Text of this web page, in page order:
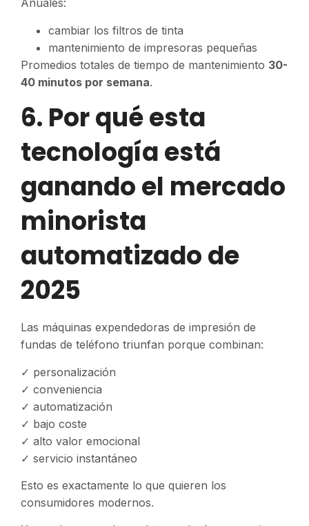
Anuales:
cambiar los filtros de tinta
mantenimiento de impresoras pequeñas
Promedios totales de tiempo de mantenimiento 30-
40 minutos por semana.
6. Por qué esta
tecnología está
ganando el mercado
minorista
automatizado de
2025
Las máquinas expendedoras de impresión de
fundas de teléfono triunfan porque combinan:
✓ personalización
✓ conveniencia
✓ automatización
✓ bajo coste
✓ alto valor emocional
✓ servicio instantáneo
Esto es exactamente lo que quieren los
consumidores modernos.